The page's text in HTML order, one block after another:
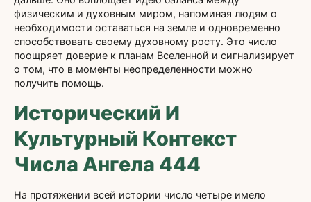
физическим и духовным миром, напоминая людям о
необходимости оставаться на земле и одновременно
способствовать своему духовному росту. Это число
поощряет доверие к планам Вселенной и сигнализирует
о том, что в моменты неопределенности можно
получить помощь.
Исторический И
Культурный Контекст
Числа Ангела 444
На протяжении всей истории число четыре имело